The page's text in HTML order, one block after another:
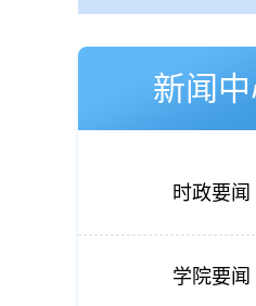
新闻
时政要闻
学院要闻